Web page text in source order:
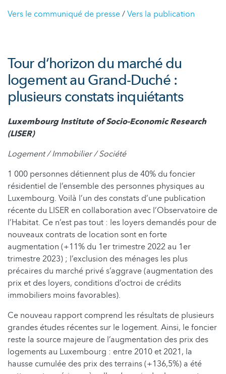
Vers le communiqué de presse/Vers la publication
Tour d‘horizon du marché du
logement au Grand-Duché :
plusieurs constats inquiétants
Luxembourg Institute of Socio-Economic Research
(LISER)
Logement / Immobilier / Société
1 000 personnes détiennent plus de 40% du foncier
résidentiel de l’ensemble des personnes physiques au
Luxembourg. Voilà l’un des constats d’une publication
récente du LISER en collaboration avec l’Observatoire de
l’Habitat. Ce n’est pas tout : les loyers demandés pour de
nouveaux contrats de location sont en forte
augmentation (+11% du 1er trimestre 2022 au 1er
trimestre 2023) ; l’exclusion des ménages les plus
précaires du marché privé s’aggrave (augmentation des
prix et des loyers, conditions d’octroi de crédits
immobiliers moins favorables).
Ce nouveau rapport comprend les résultats de plusieurs
grandes études récentes sur le logement. Ainsi, le foncier
reste la source majeure de l’augmentation des prix des
logements au Luxembourg : entre 2010 et 2021, la
hausse cumulée des prix des terrains (+136,5%) a été